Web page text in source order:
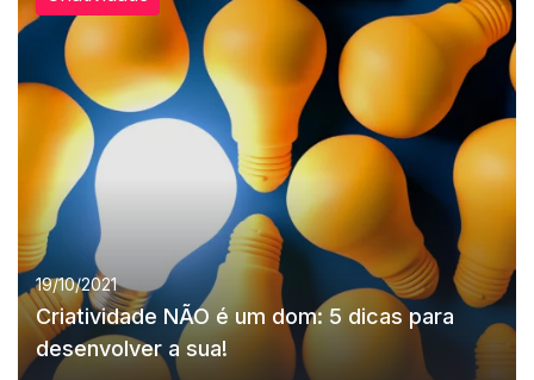
LEIA MAIS
19/10/2021
Criatividade NÃO é um dom: 5 dicas para
desenvolver a sua!